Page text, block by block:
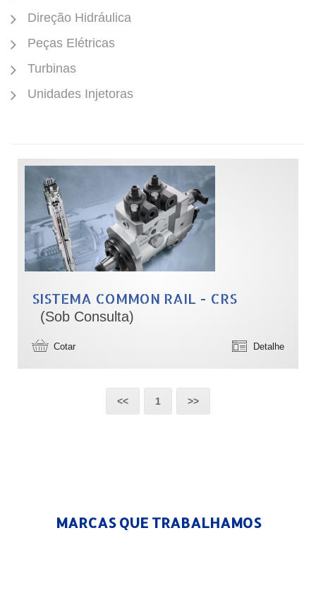
Direção Hidráulica
Peças Elétricas
Turbinas
Unidades Injetoras
SISTEMA COMMON RAIL - CRS
(Sob Consulta)
Cotar Detalhe
<< 1 >>
MARCAS QUE TRABALHAMOS